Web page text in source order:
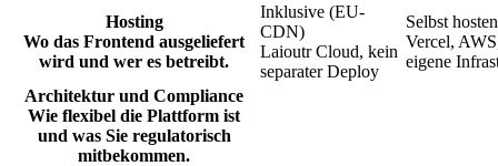
Hosting
Wo das Frontend ausgeliefert
wird und wer es betreibt.
Inklusive (EU-
CDN)
Laioutr Cloud, kein
separater Deploy
Selbst hosten
Vercel,
eigene
Architektur und Compliance
Wie flexibel die Plattform ist
und was Sie regulatorisch
mitbekommen.